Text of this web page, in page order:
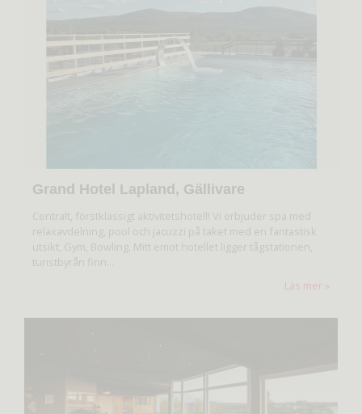
Grand Hotel Lapland, Gällivare
Centralt, förstklassigt aktivitetshotell! Vi erbjuder spa med
relaxavdelning, pool och jacuzzi på taket med en fantastisk
utsikt, Gym, Bowling. Mitt emot hotellet ligger tågstationen,
turistbyrån finn...
Läs mer